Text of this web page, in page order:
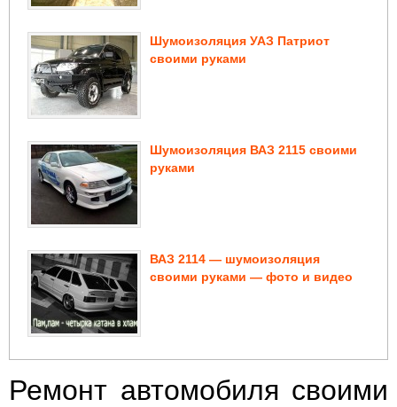
Шумоизоляция УАЗ Патриот
своими руками
Шумоизоляция ВАЗ 2115 своими
руками
ВАЗ 2114 — шумоизоляция
своими руками — фото и видео
Ремонт автомобиля своими